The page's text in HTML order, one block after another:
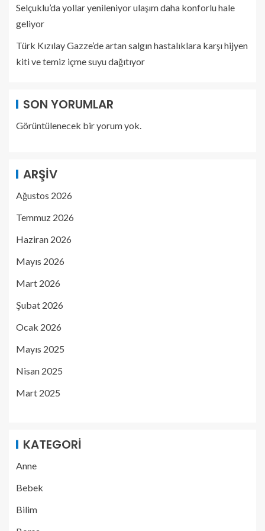
Selçuklu’da yollar yenileniyor ulaşım daha konforlu hale
geliyor
Türk Kızılay Gazze’de artan salgın hastalıklara karşı hijyen
kiti ve temiz içme suyu dağıtıyor
SON YORUMLAR
Görüntülenecek bir yorum yok.
ARŞIV
Ağustos 2026
Temmuz 2026
Haziran 2026
Mayıs 2026
Mart 2026
Şubat 2026
Ocak 2026
Mayıs 2025
Nisan 2025
Mart 2025
KATEGORI
Anne
Bebek
Bilim